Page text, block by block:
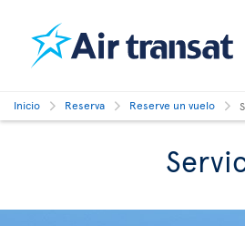
Inicio Reserva Reserve un vuelo